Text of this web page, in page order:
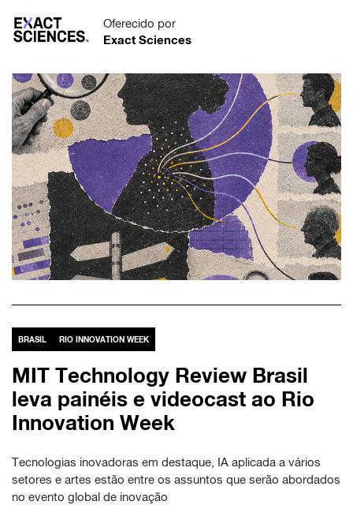
Oferecido por
Exact Sciences
BRASIL RIO INNOVATION WEEK
MIT Technology Review Brasil
leva painéis e videocast ao Rio
Innovation Week
Tecnologias inovadoras em destaque, IA aplicada a vários
setores e artes estão entre os assuntos que serão abordados
no evento global de inovação